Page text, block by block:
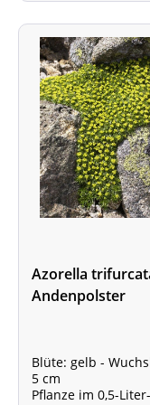
Azorella
Andenpolster
Blüte: gelb -
5 cm
Pflanze im 0,5-